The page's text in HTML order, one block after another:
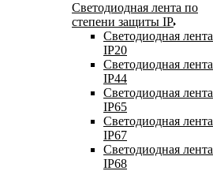
Светодиодная лента по
степени защиты IP
Светодиодная лента
IP20
Светодиодная лента
IP44
Светодиодная лента
IP65
Светодиодная лента
IP67
Светодиодная лента
IP68